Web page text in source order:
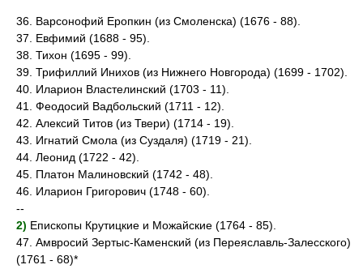
36. Варсонофий Еропкин (из Смоленска) (1676 - 88).
37. Евфимий (1688 - 95).
38. Тихон (1695 - 99).
39. Трифиллий Инихов (из Нижнего Новгорода) (1699 - 1702).
40. Иларион Властелинский (1703 - 11).
41. Феодосий Вадбольский (1711 - 12).
42. Алексий Титов (из Твери) (1714 - 19).
43. Игнатий Смола (из Суздаля) (1719 - 21).
44. Леонид (1722 - 42).
45. Платон Малиновский (1742 - 48).
46. Иларион Григорович (1748 - 60).
--
2) Епископы Крутицкие и Можайские (1764 - 85).
47. Амвросий Зертыс-Каменский (из Переяславль-Залесского)
(1761 - 68)*